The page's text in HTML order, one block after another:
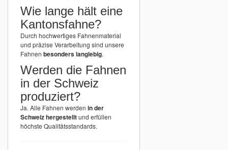
Wie lange hält eine
Kantonsfahne?
Durch hochwertiges Fahnenmaterial
und präzise Verarbeitung sind unsere
Fahnen besonders langlebig.
Werden die Fahnen
in der Schweiz
produziert?
Ja. Alle Fahnen werden in der
Schweiz hergestelltund erfüllen
höchste Qualitätsstandards.